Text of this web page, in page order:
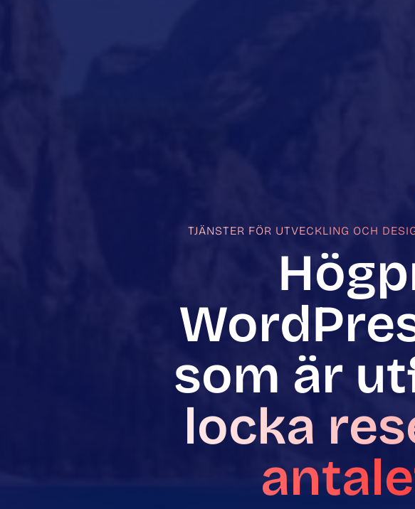
TJÄNSTER FÖR UTVECKLING OCH
som är
locka